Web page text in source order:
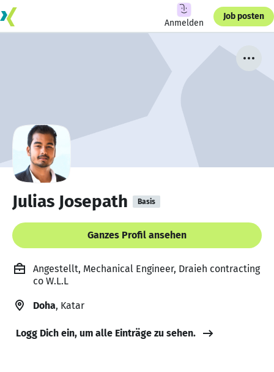
Anmelden
Job posten
Julias Josepath Basis
Ganzes Profil ansehen
Angestellt, Mechanical Engineer, Draieh contracting
co W.L.L
Doha, Katar
Logg Dich ein, um alle Einträge zu sehen.